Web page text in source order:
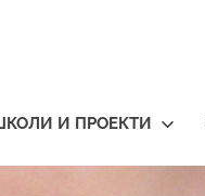
И ПРОЕКТИ